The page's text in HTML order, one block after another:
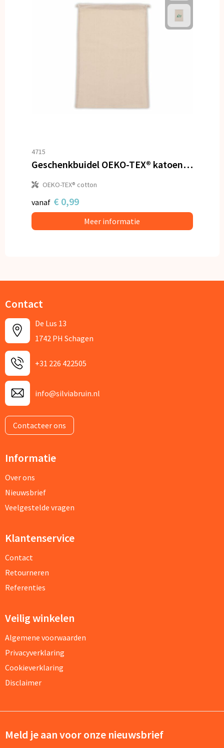
4715
Geschenkbuidel OEKO-TEX® katoen 140g/m² 30x45cm
OEKO-TEX® cotton
vanaf € 0,99
Meer informatie
Contact
De Lus 13
1742 PH Schagen
+31 226 422505
info@silviabruin.nl
Contacteer ons
Informatie
Over ons
Nieuwsbrief
Veelgestelde vragen
Klantenservice
Contact
Retourneren
Referenties
Veilig winkelen
Algemene voorwaarden
Privacyverklaring
Cookieverklaring
Disclaimer
Meld je aan voor onze nieuwsbrief